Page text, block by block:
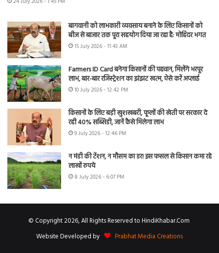
बागवानी को लाभकारी व्यवसाय बनाने के लिए किसानों को
बीज से बाजार तक पूरा सहयोग दिया जा रहा है: मोहिंदर भगत
15 July 2026 - 11:43 AM
Farmers ID Card बनेगा किसानों की पहचान, मिलेंगे भरपूर
लाभ, बार-बार रजिस्ट्रेशन का झंझट खत्म, ऐसे करें अप्लाई
10 July 2026 - 12:42 PM
किसानों के लिए बड़ी खुशखबरी, फूलों की खेती पर सरकार दे
रही 40% सब्सिडी, जानें कैसे मिलेगा लाभ
9 July 2026 - 12:46 PM
न मंडी की टेंशन, न मौसम का डर! इस फसल से किसान कमा रहे
लाखों रुपये
8 July 2026 - 6:07 PM
© Copyright 2026, All Rights Reserved to HindiKhabar.Com
Website Developed by
Prabhat Media Creations